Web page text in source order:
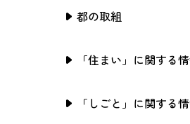
都の取組
「住まい」に関する
「しごと」に関する